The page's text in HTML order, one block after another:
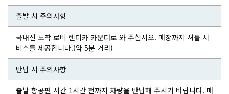
출발 시 주의사항
국내선 도착 로비 렌터카 카운터로 와 주십시오. 매장까지 셔틀 서
비스를 제공합니다.(약 5분 거리)
반납 시 주의사항
출발 항공편 시간 1시간 전까지 차량을 반납해 주시기 바랍니다. 매